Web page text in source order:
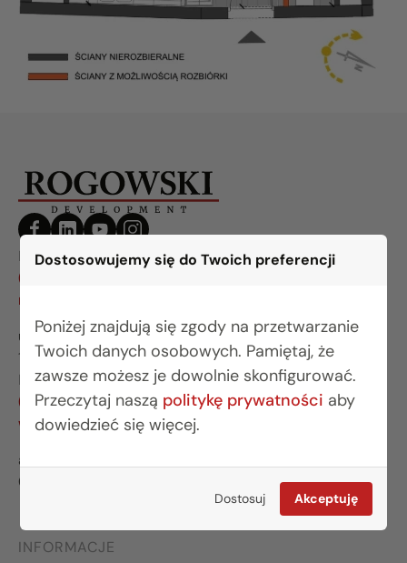
Dostosowujemy się do Twoich preferencji
Poniżej znajdują się zgody na przetwarzanie
Twoich danych osobowych. Pamiętaj, że
zawsze możesz je dowolnie skonfigurować.
Przeczytaj naszą politykę prywatności aby
dowiedzieć się więcej.
Dostosuj Akceptuję
BIURO BIAŁYSTOK
(85) 749 99 09
mieszkania@rogowskidevelopment.pl
ul. Legionowa 28 lok. 202
15-281 Białystok
BIURO WARSZAWA
(22) 642 03 55
warszawa@rogowskidevelopment.pl
al. Wilanowska 67E lok. U5
02-765 Warszawa
INFORMACJE